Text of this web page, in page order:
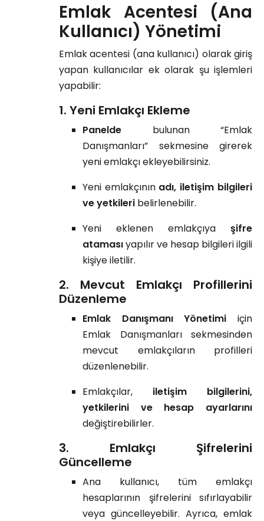
Emlak Acentesi (Ana
Kullanıcı) Yönetimi
Emlak acentesi (ana kullanıcı) olarak giriş
yapan kullanıcılar ek olarak şu işlemleri
yapabilir:
1. Yeni Emlakçı Ekleme
Panelde bulunan “Emlak
Danışmanları” sekmesine girerek
yeni emlakçı ekleyebilirsiniz.
Yeni emlakçının adı, iletişim bilgileri
ve yetkileri belirlenebilir.
Yeni eklenen emlakçıya şifre
atamasıyapılır ve hesap bilgileri ilgili
kişiye iletilir.
2. Mevcut Emlakçı Profillerini
Düzenleme
Emlak Danışmanı Yönetimi için
Emlak Danışmanları sekmesinden
mevcut emlakçıların profilleri
düzenlenebilir.
Emlakçılar, iletişim bilgilerini,
yetkilerini ve hesap ayarlarını
değiştirebilirler.
3. Emlakçı Şifrelerini
Güncelleme
Ana kullanıcı, tüm emlakçı
hesaplarının şifrelerini sıfırlayabilir
veya güncelleyebilir. Ayrıca, emlak